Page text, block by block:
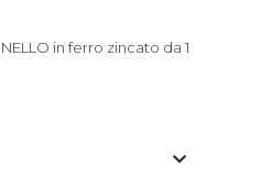
in ferro zincato da 1